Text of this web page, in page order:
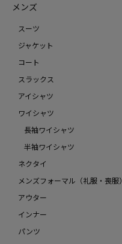
メンズ
スーツ
ジャケット
コート
スラックス
アイシャツ
ワイシャツ
長袖ワイシャツ
半袖ワイシャツ
ネクタイ
メンズフォーマル（礼服・喪服）
アウター
インナー
パンツ